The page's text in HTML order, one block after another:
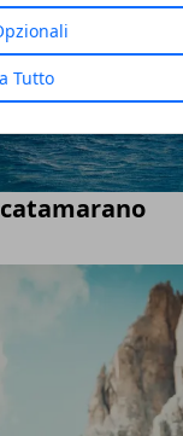
Tutto